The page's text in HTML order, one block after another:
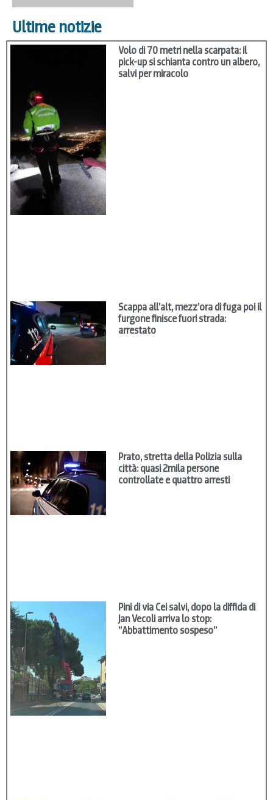
Ultime notizie
Volo di 70 metri nella scarpata: il
pick-up si schianta contro un albero,
salvi per miracolo
Scappa all’alt, mezz’ora di fuga poi il
furgone finisce fuori strada:
arrestato
Prato, stretta della Polizia sulla
città: quasi 2mila persone
controllate e quattro arresti
Pini di via Cei salvi, dopo la diffida di
Jan Vecoli arriva lo stop:
“Abbattimento sospeso”